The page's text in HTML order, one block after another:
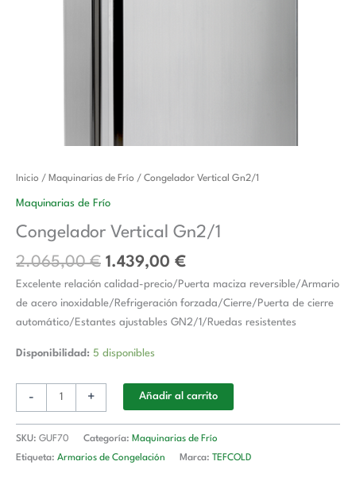
Inicio / Maquinarias de Frío / Congelador Vertical Gn2/1
Maquinarias de Frío
Congelador Vertical Gn2/1
2.065,00€
El
era:
2.065,00 €.
1.439,00 €
El
es:
1.439,00 €.
Excelente relación calidad-precio/Puerta maciza reversible/Armario
de acero inoxidable/Refrigeración forzada/Cierre/Puerta de cierre
automático/Estantes ajustables GN2/1/Ruedas resistentes
Disponibilidad: 5 disponibles
-
Congelador
Vertical
cantidad
+ Añadir al carrito
SKU: GUF70 Categoría: Maquinarias de Frío
Etiqueta: Armarios de Congelación Marca: TEFCOLD